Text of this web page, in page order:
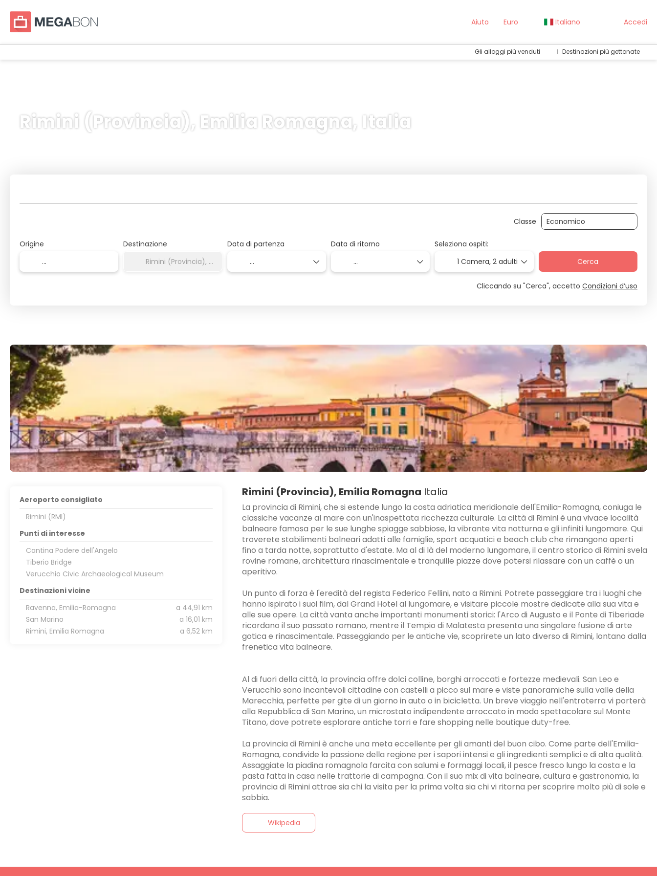
Aiuto Euro Italiano Accedi
Gli alloggi più venduti Destinazioni più gettonate
Rimini (Provincia), Emilia Romagna, Italia
Classe
Origine Destinazione Data di partenza Data di ritorno
Seleziona ospiti:
1 Camera,2 adulti Cerca
Cliccando su "Cerca", accetto Condizioni d’uso
Rimini (Provincia), Emilia Romagna Italia
La provincia di Rimini, che si estende lungo la costa adriatica meridionale dell'Emilia-Romagna, coniuga le
classiche vacanze al mare con un'inaspettata ricchezza culturale. La città di Rimini è una vivace località
balneare famosa per le sue lunghe spiagge sabbiose, la vibrante vita notturna e gli infiniti lungomare. Qui
troverete stabilimenti balneari adatti alle famiglie, sport acquatici e beach club che rimangono aperti
fino a tarda notte, soprattutto d'estate. Ma al di là del moderno lungomare, il centro storico di Rimini svela
rovine romane, architettura rinascimentale e tranquille piazze dove potersi rilassare con un caffè o un
aperitivo.
Un punto di forza è l'eredità del regista Federico Fellini, nato a Rimini. Potrete passeggiare tra i luoghi che
hanno ispirato i suoi film, dal Grand Hotel al lungomare, e visitare piccole mostre dedicate alla sua vita e
alle sue opere. La città vanta anche importanti monumenti storici: l'Arco di Augusto e il Ponte di Tiberiade
ricordano il suo passato romano, mentre il Tempio di Malatesta presenta una singolare fusione di arte
gotica e rinascimentale. Passeggiando per le antiche vie, scoprirete un lato diverso di Rimini, lontano dalla
frenetica vita balneare.
Al di fuori della città, la provincia offre dolci colline, borghi arroccati e fortezze medievali. San Leo e
Verucchio sono incantevoli cittadine con castelli a picco sul mare e viste panoramiche sulla valle della
Marecchia, perfette per gite di un giorno in auto o in bicicletta. Un breve viaggio nell'entroterra vi porterà
alla Repubblica di San Marino, un microstato indipendente arroccato in modo spettacolare sul Monte
Titano, dove potrete esplorare antiche torri e fare shopping nelle boutique duty-free.
La provincia di Rimini è anche una meta eccellente per gli amanti del buon cibo. Come parte dell'Emilia-
Romagna, condivide la passione della regione per i sapori intensi e gli ingredienti semplici e di alta qualità.
Assaggiate la piadina romagnola farcita con salumi e formaggi locali, il pesce fresco lungo la costa e la
pasta fatta in casa nelle trattorie di campagna. Con il suo mix di vita balneare, cultura e gastronomia, la
provincia di Rimini attrae sia chi la visita per la prima volta sia chi vi ritorna per scoprire molto più di sole e
sabbia.
Wikipedia
Aeroporto consigliato
Rimini (RMI)
Punti di interesse
Cantina Podere dell'Angelo
Tiberio Bridge
Verucchio Civic Archaeological Museum
Destinazioni vicine
Ravenna, Emilia-Romagna
a 44,91 km
San Marino
a 16,01 km
Rimini, Emilia Romagna
a 6,52 km